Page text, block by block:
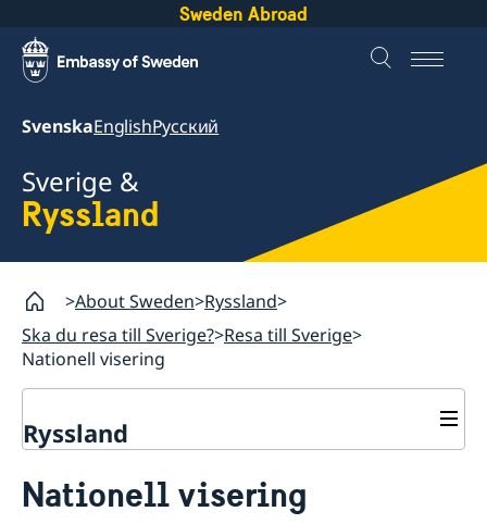
Sweden Abroad
SvenskaEnglishРусский
Sverige &
Ryssland
About Sweden Ryssland
Ska du resa till Sverige? Resa till Sverige
Nationell visering
Ryssland
Resa till Sverige
Nationell visering